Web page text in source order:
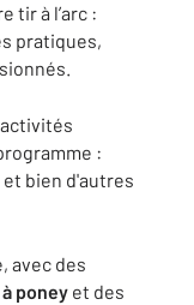
tir à l’arc :
pratiques,
:
bien d'autres
avec des
poney et des